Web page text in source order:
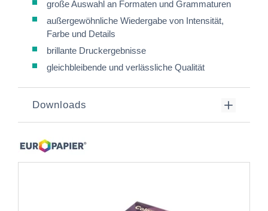
große Auswahl an Formaten und Grammaturen
außergewöhnliche Wiedergabe von Intensität,
Farbe und Details
brillante Druckergebnisse
gleichbleibende und verlässliche Qualität
Downloads